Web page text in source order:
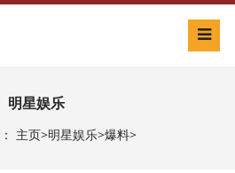
明星娱乐
主页>明星娱乐>爆料>